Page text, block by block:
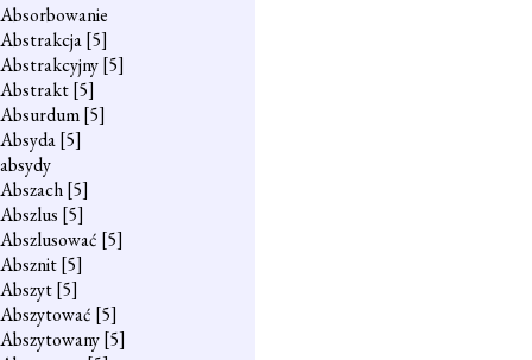
Absorbowanie
Abstrakcja[5]
Abstrakcyjny[5]
Abstrakt[5]
Absurdum[5]
Absyda[5]
absydy
Abszach[5]
Abszlus [5]
Abszlusować [5]
Absznit[5]
Abszyt[5]
Abszytować [5]
Abszytowany[5]